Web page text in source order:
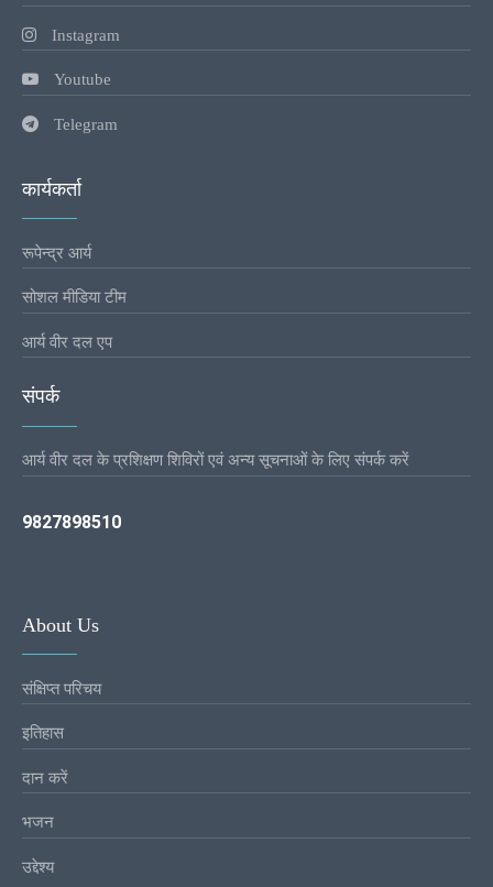
Instagram
Youtube
Telegram
कार्यकर्ता
रूपेन्द्र आर्य
सोशल मीडिया टीम
आर्य वीर दल एप
संपर्क
आर्य वीर दल के प्रशिक्षण शिविरों एवं अन्य सूचनाओं के लिए संपर्क करें
9827898510
About Us
संक्षिप्त परिचय
इतिहास
दान करें
भजन
उद्देश्य